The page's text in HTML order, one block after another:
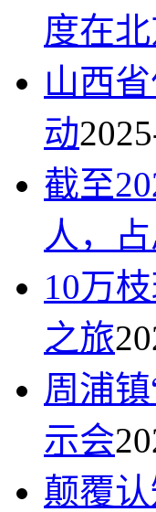
度在
山西
动
截至
人，
10万
之旅
周浦
示会
颠覆